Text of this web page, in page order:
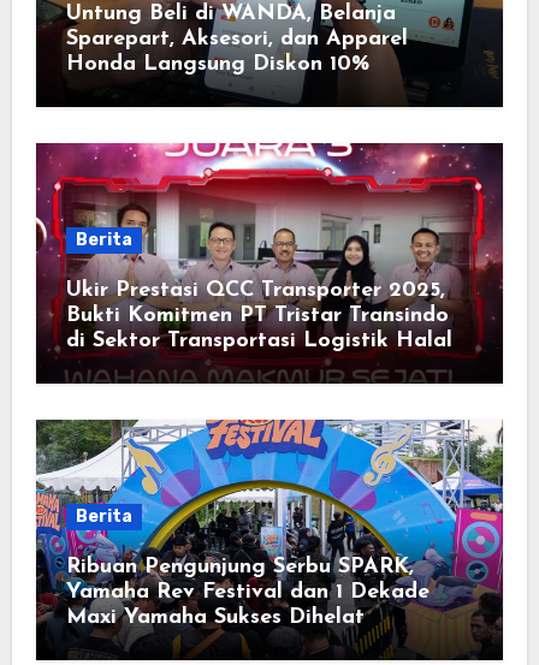
Untung Beli di WANDA, Belanja
Sparepart, Aksesori, dan Apparel
Honda Langsung Diskon 10%
Berita
Ukir Prestasi QCC Transporter 2025,
Bukti Komitmen PT Tristar Transindo
di Sektor Transportasi Logistik Halal
Berita
Ribuan Pengunjung Serbu SPARK,
Yamaha Rev Festival dan 1 Dekade
Maxi Yamaha Sukses Dihelat